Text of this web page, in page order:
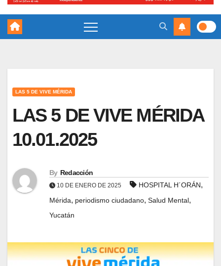
LAS 5 DE VIVE MÉRIDA
LAS 5 DE VIVE MÉRIDA
10.01.2025
By Redacción
10 DE ENERO DE 2025 HOSPITAL H´ORÁN,
Mérida, periodismo ciudadano, Salud Mental,
Yucatán